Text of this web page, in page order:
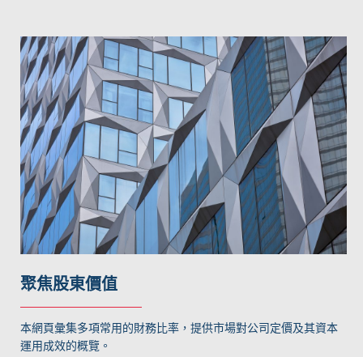
聚焦股東價值
本網頁彙集多項常用的財務比率，提供市場對公司定價及其資本
運用成效的概覽。